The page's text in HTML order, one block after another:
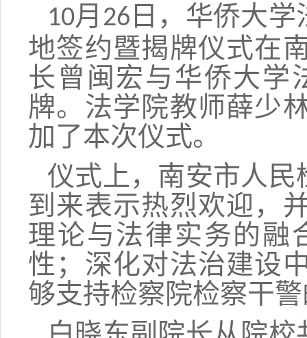
10月 26 日，华侨大
地签约暨揭牌仪式在
长曾闽宏与华侨大学
牌。法学院教师薛少
加了本次仪式。
仪式上，南安市人
到来表示热烈欢迎，
理论与法律实务的融
性；深化对法治建设
够支持检察院检察干